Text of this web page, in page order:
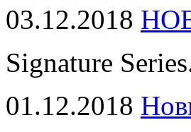
03.12.2018
Signature
01.12.2018